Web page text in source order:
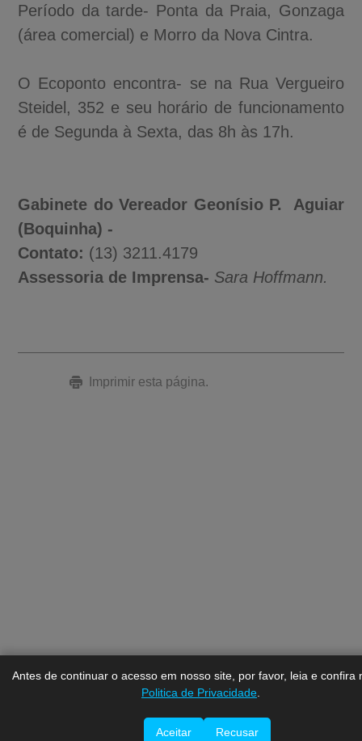
Antes de continuar o acesso em nosso site, por favor, leia e confira
Politica de Privacidade
Aceitar Recusar
Período da tarde- Ponta da Praia, Gonzaga
(área comercial) e Morro da Nova Cintra.
O Ecoponto encontra- se na Rua Vergueiro
Steidel, 352 e seu horário de funcionamento
é de Segunda à Sexta, das 8h às 17h.
Gabinete do Vereador Geonísio P. Aguiar
(Boquinha) -
Contato: (13) 3211.4179
Assessoria de Imprensa- Sara Hoffmann.
Imprimir esta página.